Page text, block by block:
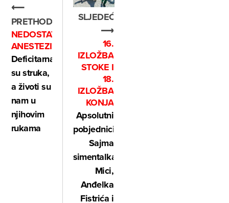
⟵
PRETHODNO
NEDOSTATAK
ANESTEZIOLOGA
Deficitarna
su struka,
a životi su
nam u
njihovim
rukama
SLJEDEĆE
⟶
16.
IZLOŽBA
STOKE I
18.
IZLOŽBA
KONJA
Apsolutni
pobjednici
Sajma
simentalka
Mici,
Anđelka
Fistrića i